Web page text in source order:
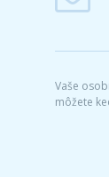
Vaše
môžete